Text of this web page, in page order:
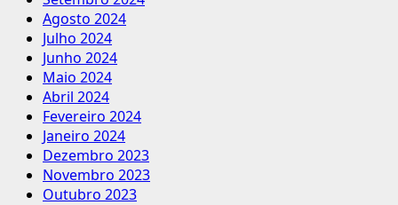
Agosto 2024
Julho 2024
Junho 2024
Maio 2024
Abril 2024
Fevereiro 2024
Janeiro 2024
Dezembro 2023
Novembro 2023
Outubro 2023